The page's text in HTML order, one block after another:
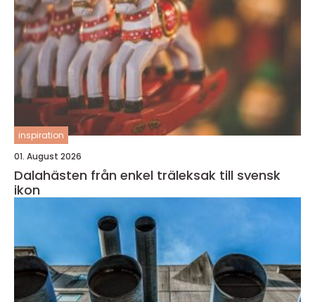
inspiration
01. August 2026
Dalahästen från enkel träleksak till svensk
ikon